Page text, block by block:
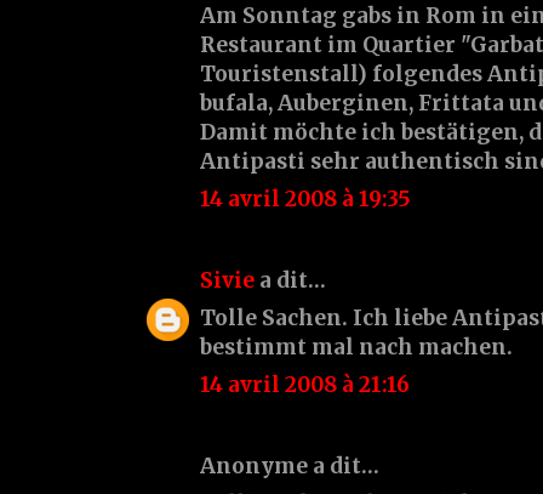
Am Sonntag gabs in Rom in
Restaurant im Quartier
Touristenstall) folgendes
bufala, Auberginen, Frittata
Damit möchte ich bestätigen,
Antipasti sehr authentisch
14 avril 2008 à 19:35
Sivie a dit…
Tolle Sachen. Ich liebe
bestimmt mal nach machen.
14 avril 2008 à 21:16
Anonyme a dit…